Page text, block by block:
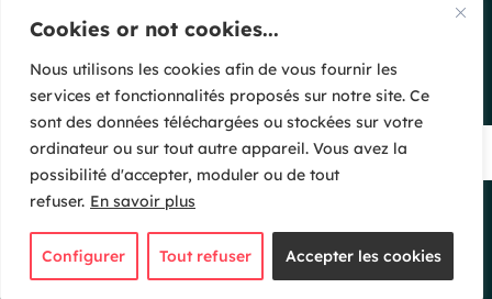
Cookies or not cookies...
Nous utilisons les cookies afin de vous fournir les
services et fonctionnalités proposés sur notre site. Ce
sont des données téléchargées ou stockées sur votre
ordinateur ou sur tout autre appareil. Vous avez la
possibilité d'accepter, moduler ou de tout
refuser. En savoir plus
Configurer Tout refuser Accepter les cookies
1681 route des Dolines - Immeuble Sundesk - 06560 Valbonne
Copyright © 2026 ANDEOL | Tous droits réservés | Réalisé par